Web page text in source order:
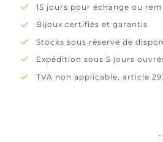
15 jours pour échange ou
Bijoux certifiés et garantis
Stocks sous réserve de
Expédition sous 5 jours
TVA non applicable, article
•